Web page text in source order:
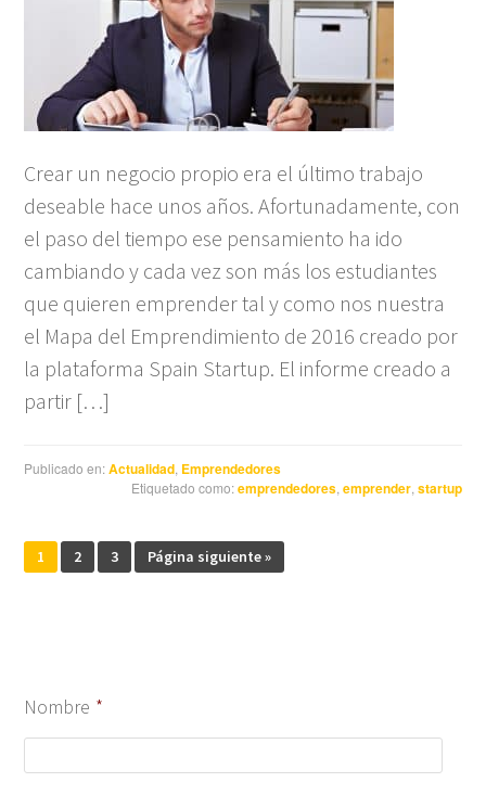
Crear un negocio propio era el último trabajo
deseable hace unos años. Afortunadamente, con
el paso del tiempo ese pensamiento ha ido
cambiando y cada vez son más los estudiantes
que quieren emprender tal y como nos nuestra
el Mapa del Emprendimiento de 2016 creado por
la plataforma Spain Startup. El informe creado a
partir […]
Publicado en:Actualidad Emprendedores
Etiquetado como:emprendedores, emprender, startup
1 2 3 Página siguiente »
Nombre *